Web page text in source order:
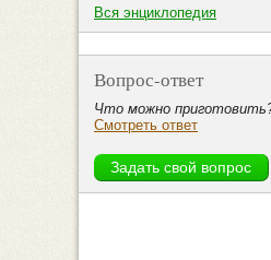
Вся энциклопедия
Вопрос-ответ
Что можно
Смотреть ответ